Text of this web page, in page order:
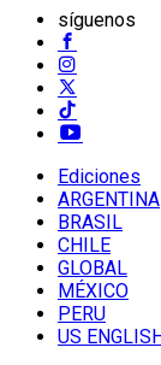
síguenos
Ediciones
ARGENTINA
BRASIL
CHILE
GLOBAL
MÉXICO
PERU
US